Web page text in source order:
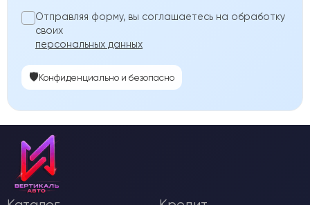
Отправляя форму, вы соглашаетесь на обработку
своих
персональных данных
🛡️Конфиденциально и безопасно